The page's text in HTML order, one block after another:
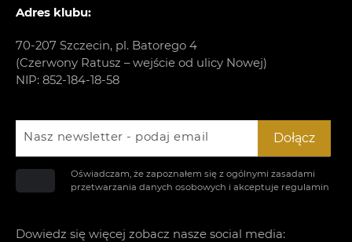
Adres klubu:
70-207 Szczecin, pl. Batorego 4
(Czerwony Ratusz – wejście od ulicy Nowej)
NIP: 852-184-18-58
Nasz newsletter - podaj email
Oświadczam, że zapoznałem się z ogólnymi zasadami
przetwarzania danych osobowych i akceptuje regulamin
Dołącz
Dowiedz się więcej zobacz nasze social media: